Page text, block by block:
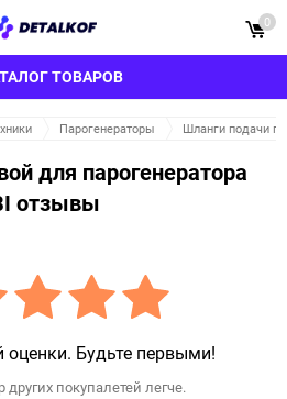
ТОВАРОВ
0
Парогенераторы Шланги подачи
для парогенератора
отзывы
Будьте первыми!
покупалетей легче.